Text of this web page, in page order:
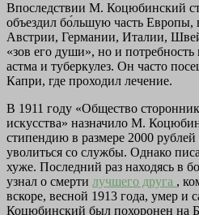
Впоследствии М. Коцюбинский
объездил бо́льшую часть Европы,
Австрии, Германии, Италии,
«зов его души», но и
астма и туберкулез. Он часто
Капри, где проходил лечение.
В 1911 году «Общество
искусства» назначило М.
стипендию в размере 2000
уволиться со службы. Однако
хуже. Последний раз находясь в
узнал о смерти лучшего друга ,
вскоре, весной 1913 года, умер и
Коцюбинский был похоронен на